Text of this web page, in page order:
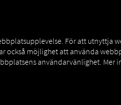
För att utnyttja
också möjlighet att använda
användarvänlighet. Mer